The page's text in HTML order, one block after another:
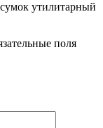
утилитарный
поля